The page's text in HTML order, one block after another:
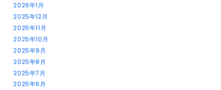
2026年1月
2025年12月
2025年11月
2025年10月
2025年9月
2025年8月
2025年7月
2025年6月